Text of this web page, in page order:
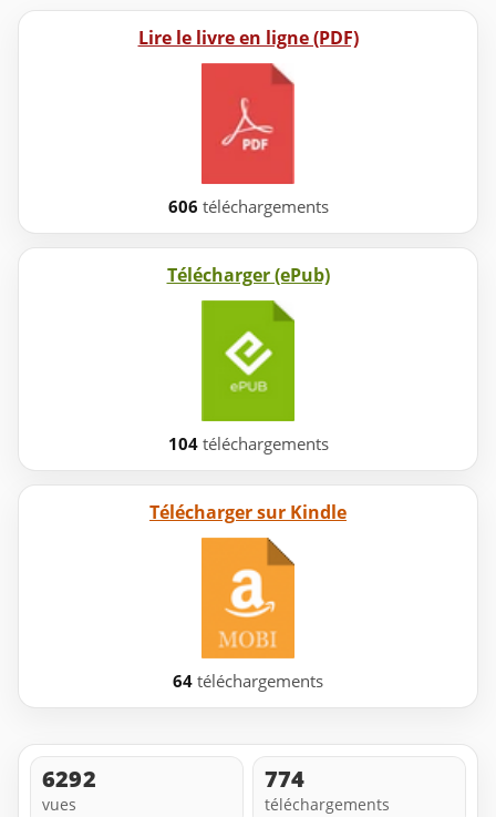
Lire le livre en ligne (PDF)
606 téléchargements
Télécharger (ePub)
104téléchargements
Télécharger sur Kindle
64 téléchargements
6292
vues
774
téléchargements